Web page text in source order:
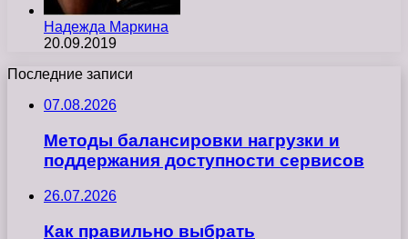
Надежда Маркина
20.09.2019
Последние записи
07.08.2026
Методы балансировки нагрузки и
поддержания доступности сервисов
26.07.2026
Как правильно выбрать